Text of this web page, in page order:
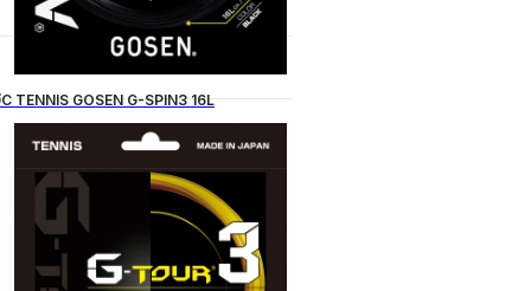
TENNIS GOSEN G-SPIN3 16L